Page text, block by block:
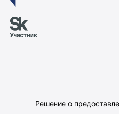
Решение о